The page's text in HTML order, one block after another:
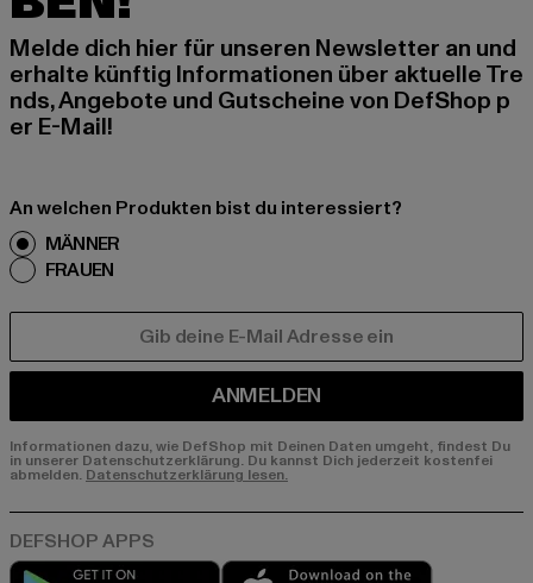
Melde dich hier für unseren Newsletter an und
erhalte künftig Informationen über aktuelle Tre
nds, Angebote und Gutscheine von DefShop p
er E-Mail!
An welchen Produkten bist du interessiert?
MÄNNER
FRAUEN
ANMELDEN
Informationen dazu, wie DefShop mit Deinen Daten umgeht, findest Du
in unserer Datenschutzerklärung. Du kannst Dich jederzeit kostenfei
abmelden. Datenschutzerklärung lesen.
Play market